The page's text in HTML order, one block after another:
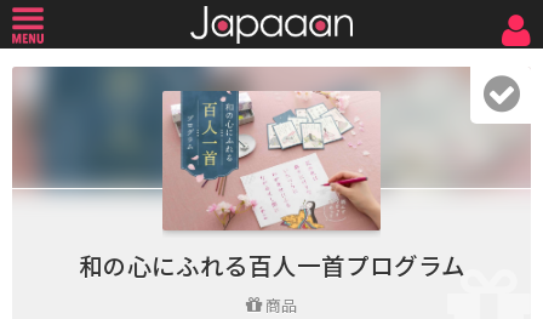
和の心にふれる百人一首プログラム
商品